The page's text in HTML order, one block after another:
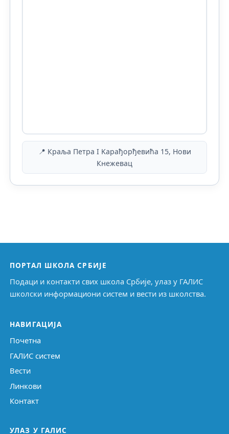
📍 Краља Петра I Kарађорђевића 15, Нови
Кнежевац
ПОРТАЛ ШКОЛА СРБИЈЕ
Подаци и контакти свих школа Србије, улаз у ГАЛИС
школски информациони систем и вести из школства.
НАВИГАЦИЈА
Почетна
ГАЛИС систем
Вести
Линкови
Контакт
УЛАЗ У ГАЛИС